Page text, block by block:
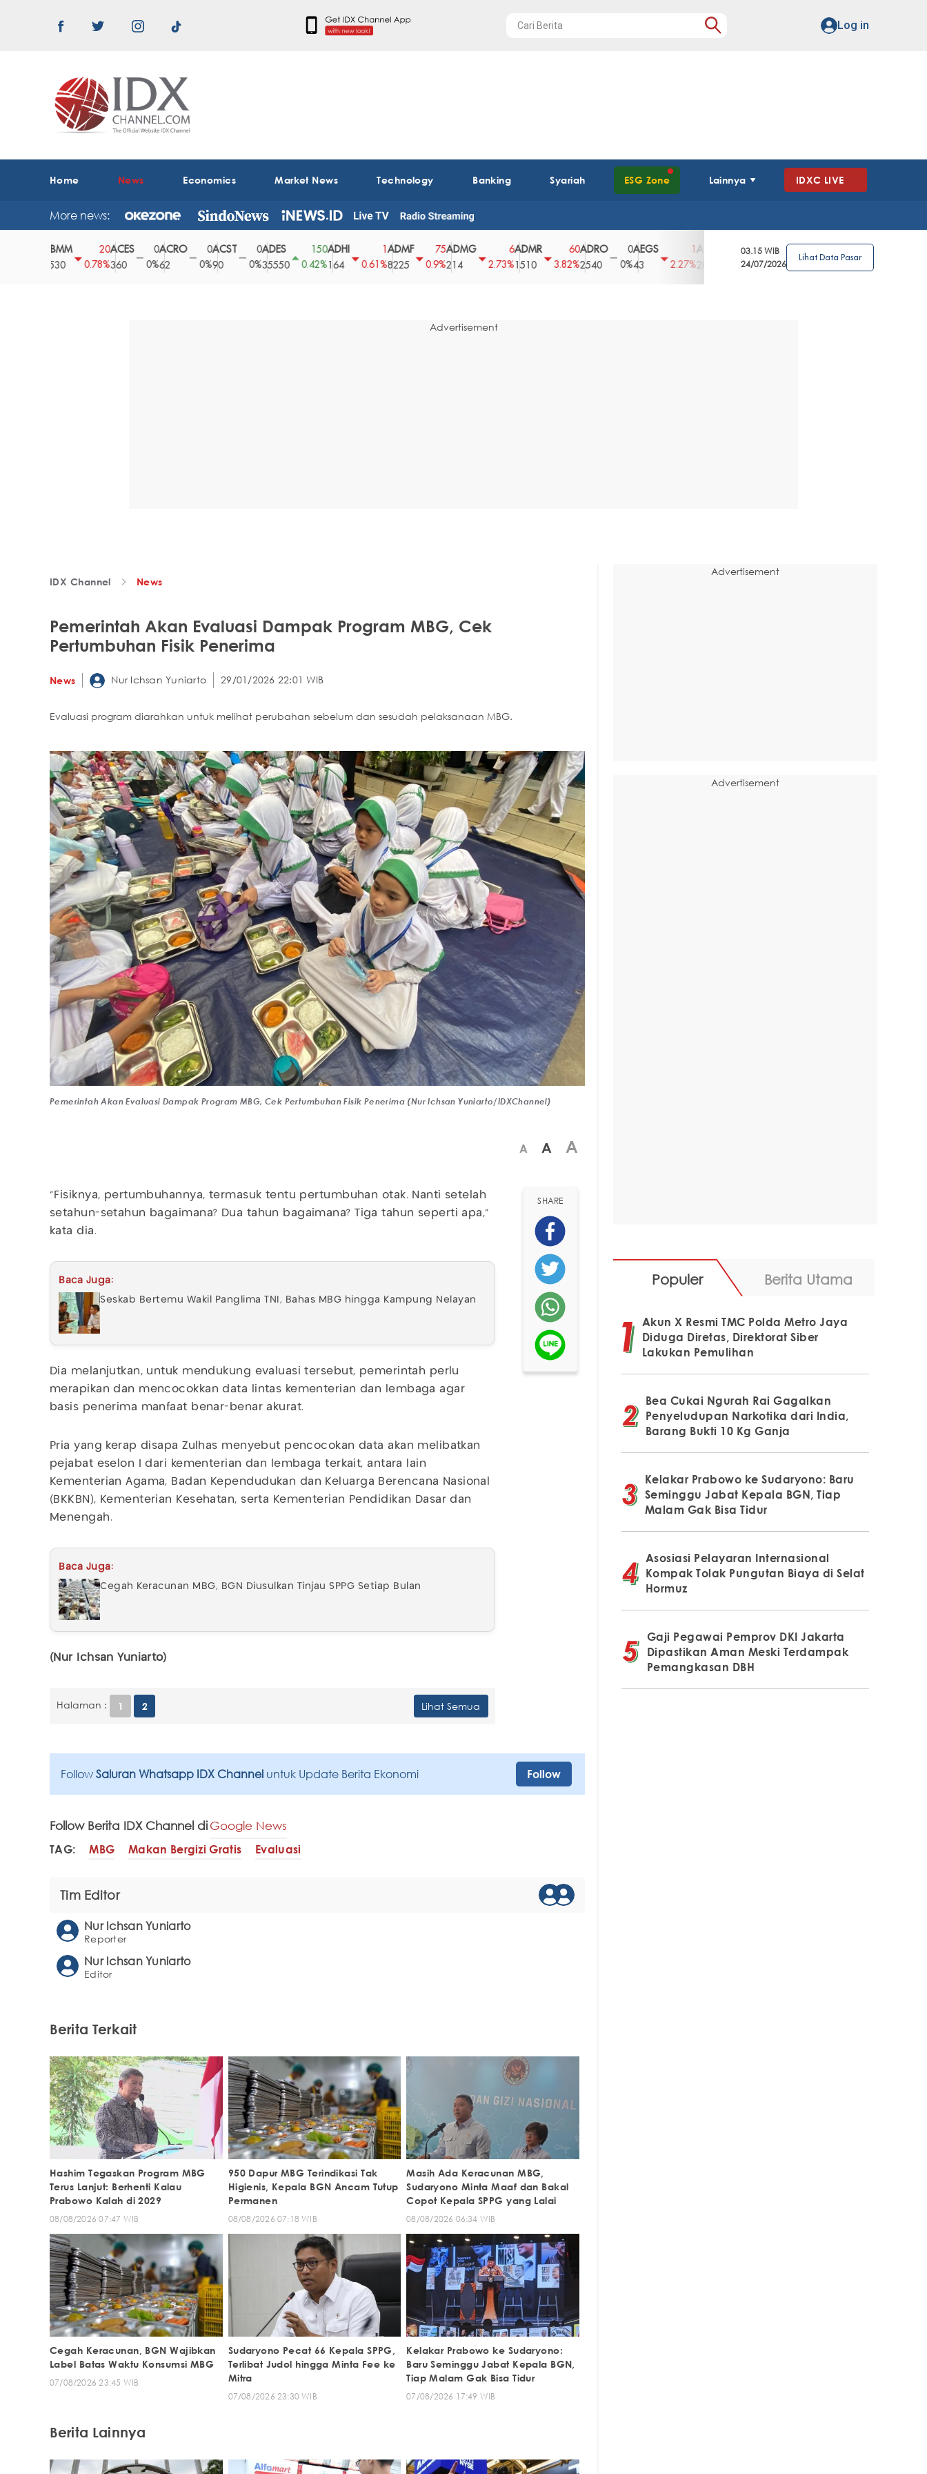
Log in
Home News Economics Market News Technology Banking Syariah ESG Zone Lainnya IDXC LIVE
More news:
20
0.78%
ACES
360
0
0%
ACRO
0ACST
0
0%
ADES
35550
150
0.42%
ADHI
164
0.61%
ADMF
8225
75
0.9%
ADMG
214
2.73%
ADMR
1510
60
3.82%
ADRO
2540
0
0%
AEGS
2.27% 2850
AGRO
148
2.63%
0%
AHAP
03.15 WIB
24/07/2026
Lihat Data Pasar
Advertisement
IDX Channel News
Pemerintah Akan Evaluasi Dampak Program MBG, Cek
Pertumbuhan Fisik Penerima
News Nur Ichsan Yuniarto 29/01/2026 22:01 WIB
Evaluasi program diarahkan untuk melihat perubahan sebelum dan sesudah pelaksanaan MBG.
Pemerintah Akan Evaluasi Dampak Program MBG, Cek Pertumbuhan Fisik Penerima (Nur Ichsan Yuniarto/IDXChannel)
A A A
"Fisiknya, pertumbuhannya, termasuk tentu pertumbuhan otak. Nanti setelah
setahun-setahun bagaimana? Dua tahun bagaimana? Tiga tahun seperti apa,"
kata dia.
Baca Juga:
Seskab Bertemu Wakil Panglima TNI, Bahas MBG hingga Kampung Nelayan
Dia melanjutkan, untuk mendukung evaluasi tersebut, pemerintah perlu
merapikan dan mencocokkan data lintas kementerian dan lembaga agar
basis penerima manfaat benar-benar akurat.
Pria yang kerap disapa Zulhas menyebut pencocokan data akan melibatkan
pejabat eselon I dari kementerian dan lembaga terkait, antara lain
Kementerian Agama, Badan Kependudukan dan Keluarga Berencana Nasional
(BKKBN), Kementerian Kesehatan, serta Kementerian Pendidikan Dasar dan
Menengah.
Baca Juga:
Cegah Keracunan MBG, BGN Diusulkan Tinjau SPPG Setiap Bulan
(Nur Ichsan Yuniarto)
Halaman : 1 2 Lihat Semua
SHARE
Follow Saluran Whatsapp IDX Channel untuk Update Berita Ekonomi Follow
Follow Berita IDX Channel diGoogle News
TAG: MBG Makan Bergizi Gratis Evaluasi
Tim Editor
Nur Ichsan Yuniarto
Reporter
Nur Ichsan Yuniarto
Editor
Berita Terkait
Hashim Tegaskan Program MBG
Terus Lanjut: Berhenti Kalau
Prabowo Kalah di 2029
08/08/2026 07:47 WIB
950 Dapur MBG Terindikasi Tak
Higienis, Kepala BGN Ancam Tutup
Permanen
08/08/2026 07:18 WIB
Masih Ada Keracunan MBG,
Sudaryono Minta Maaf dan Bakal
Copot Kepala SPPG yang Lalai
08/08/2026 06:34 WIB
Cegah Keracunan, BGN Wajibkan
Label Batas Waktu Konsumsi MBG
07/08/2026 23:45 WIB
Sudaryono Pecat 66 Kepala SPPG,
Terlibat Judol hingga Minta Fee ke
Mitra
07/08/2026 23:30 WIB
Kelakar Prabowo ke Sudaryono:
Baru Seminggu Jabat Kepala BGN,
Tiap Malam Gak Bisa Tidur
07/08/2026 17:49 WIB
Berita Lainnya
Advertisement
Advertisement
Populer Berita Utama
Akun X Resmi TMC Polda Metro Jaya
Diduga Diretas, Direktorat Siber
Lakukan Pemulihan
Bea Cukai Ngurah Rai Gagalkan
Penyeludupan Narkotika dari India,
Barang Bukti 10 Kg Ganja
Kelakar Prabowo ke Sudaryono: Baru
Seminggu Jabat Kepala BGN, Tiap
Malam Gak Bisa Tidur
Asosiasi Pelayaran Internasional
Kompak Tolak Pungutan Biaya di Selat
Hormuz
Gaji Pegawai Pemprov DKI Jakarta
Dipastikan Aman Meski Terdampak
Pemangkasan DBH